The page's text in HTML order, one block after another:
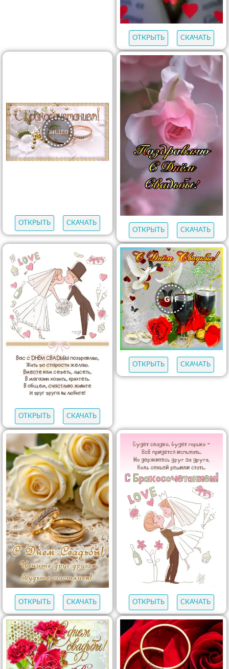
ОТКРЫТЬ СКАЧАТЬ
ОТКРЫТЬ
СКАЧАТЬ
ОТКРЫТЬ
СКАЧАТЬ
ОТКРЫТЬ СКАЧАТЬ
ОТКРЫТЬ СКАЧАТЬ
ОТКРЫТЬ СКАЧАТЬ ОТКРЫТЬ СКАЧАТЬ